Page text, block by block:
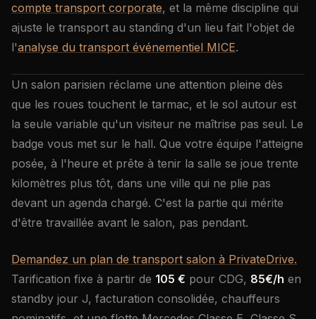
compte transport corporate, et la même discipline qui
ajuste le transport au standing d'un lieu fait l'objet de
l'analyse du transport événementiel MICE.
Un salon parisien réclame une attention pleine dès
que les roues touchent le tarmac, et le sol autour est
la seule variable qu'un visiteur ne maîtrise pas seul. Le
badge vous met sur le hall. Que votre équipe l'atteigne
posée, à l'heure et prête à tenir la salle se joue trente
kilomètres plus tôt, dans une ville qui ne plie pas
devant un agenda chargé. C'est la partie qui mérite
d'être travaillée avant le salon, pas pendant.
Demandez un plan de transport salon à PrivateDrive.
Tarification fixe à partir de 105 € pour CDG, 85€/h en
standby jour J, facturation consolidée, chauffeurs